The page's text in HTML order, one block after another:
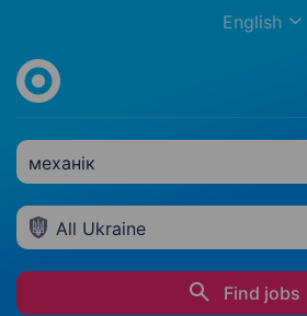
English
механік
All Ukraine
Find jobs